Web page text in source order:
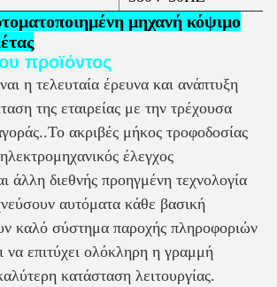
μηχανή κόψιμο
προϊόντος
η τελευταία έρευνα και ανάπτυξη
της εταιρείας με την τρέχουσα
ακριβές μήκος τροφοδοσίας
έλεγχος
άλλη διεθνής προηγμένη τεχνολογία
αυτόματα κάθε βασική
καλό σύστημα παροχής πληροφοριών
να επιτύχει ολόκληρη η γραμμή
κατάσταση λειτουργίας.